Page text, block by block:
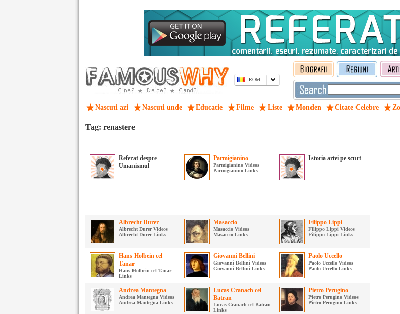
ROM
Nascuti azi Nascuti unde Educatie Filme Liste Monden Citate Celebre
Tag: renastere
Referat despre
Umanismul
Parmigianino
Parmigianino Videos
Parmigianino Links
Istoria artei pe scurt
Albrecht Durer
Albrecht Durer Videos
Albrecht Durer Links
Masaccio
Masaccio Videos
Masaccio Links
Filippo Lippi
Filippo Lippi Videos
Filippo Lippi Links
Hans Holbein cel
Tanar
Hans Holbein cel Tanar
Links
Giovanni Bellini
Giovanni Bellini Videos
Giovanni Bellini Links
Paolo Uccello
Paolo Uccello Videos
Paolo Uccello Links
Andrea Mantegna
Andrea Mantegna Videos
Andrea Mantegna Links
Lucas Cranach cel
Batran
Lucas Cranach cel Batran
Links
Pietro Perugino
Pietro Perugino Videos
Pietro Perugino Links